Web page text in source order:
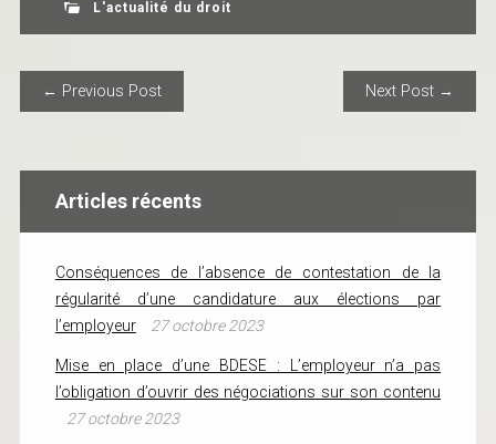
L'actualité du droit
POST NAVIGATION
← Previous Post Next Post →
Articles récents
Conséquences de l’absence de contestation de la
régularité d’une candidature aux élections par
l’employeur
27 octobre 2023
Mise en place d’une BDESE : L’employeur n’a pas
l’obligation d’ouvrir des négociations sur son contenu
27 octobre 2023